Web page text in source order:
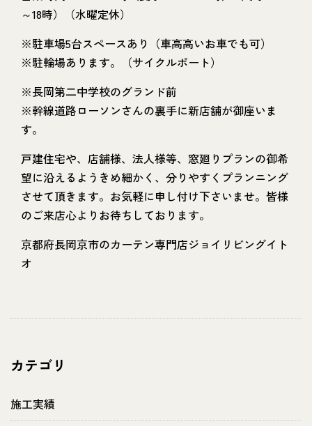
カテゴリ
施工実績
～18時）（水曜定休）
※駐車場5台スペースあり（車高高いお車でも可）
※駐輪場あります。（サイクルポート）
※長岡第二中学校のグランド前
※幹線道路ローソンさんの裏手に新店舗が御座いま
す。
戸建住宅や、店舗様、法人様等、窓廻りプランの御希
望に沿えるようきめ細かく、分りやすくプランニング
させて頂きます。お気軽に申し付け下さいませ。皆様
のご来店心よりお待ちしております。
京都府長岡京市のカーテン専門店ジョイリビングイト
オ